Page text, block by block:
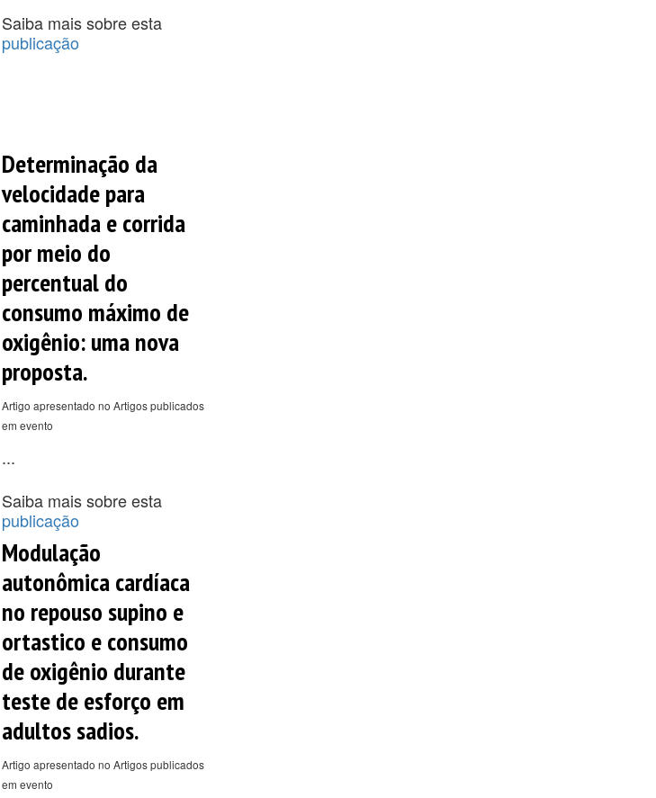
Saiba mais sobre esta
publicação
Determinação da
velocidade para
caminhada e corrida
por meio do
percentual do
consumo máximo de
oxigênio: uma nova
proposta.
Artigo apresentado no Artigos publicados
em evento
...
Saiba mais sobre esta
publicação
Modulação
autonômica cardíaca
no repouso supino e
ortastico e consumo
de oxigênio durante
teste de esforço em
adultos sadios.
Artigo apresentado no Artigos publicados
em evento